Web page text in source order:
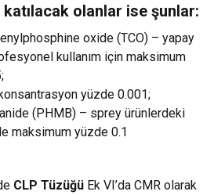
olanlar ise şunlar:
oxide (TCO) – yapay
kullanım için maksimum
yüzde 0.001;
(PHMB) – sprey ürünlerdeki
maksimum yüzde 0.1
CLP Tüzüğü Ek VI’da CMR olarak